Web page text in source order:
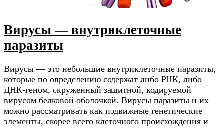
Вирусы — внутриклеточные
паразиты
Вирусы — это небольшие внутриклеточные паразиты,
которые по определению содержат либо РНК, либо
ДНК-геном, окруженный защитной, кодируемой
вирусом белковой оболочкой. Вирусы паразиты и их
можно рассматривать как подвижные генетические
элементы, скорее всего клеточного происхождения и